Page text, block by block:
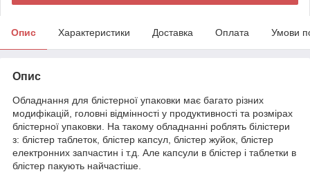
Опис Характеристики Доставка Оплата Умови
Опис
Обладнання для блістерної упаковки має багато різних
модифікацій, головні відмінності у продуктивності та розмірах
блістерної упаковки. На такому обладнанні роблять білістери
з: блістер таблеток, блістер капсул, блістер жуйок, блістер
електронних запчастин і т.д. Але капсули в блістер і таблетки в
блістер пакують найчастіше.